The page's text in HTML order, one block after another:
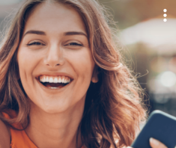
Dit is Parship
Datingadvies
Inloggen